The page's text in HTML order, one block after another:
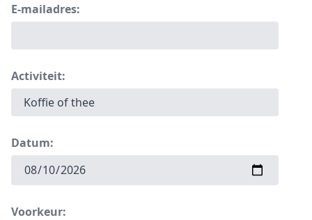
E-mailadres:
Activiteit:
Datum:
Voorkeur: